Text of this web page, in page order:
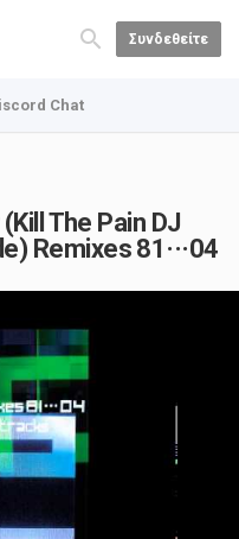
Συνδεθείτε
Chat
The Pain DJ
Remixes 81···04